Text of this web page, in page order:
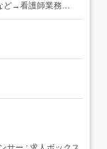
ど→看護師業務全
を成功に導きます>
の取りやすさ、給